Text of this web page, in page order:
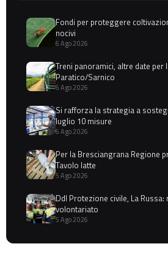
Fondi per proteggere
nocivi
6 Ago 2026
Treni panoramici, altre date per
Paratico/Sarnico
6 Ago 2026
Si rafforza la strategia a
luglio 10 misure
6 Ago 2026
Per la Bresciangrana Regione
Tavolo latte
5 Ago 2026
Ddl Protezione civile, La
volontariato
5 Ago 2026